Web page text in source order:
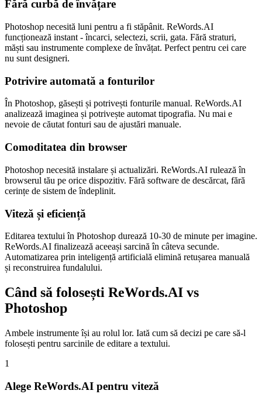
Fără curbă de învățare
Photoshop necesită luni pentru a fi stăpânit. ReWords.AI
funcționează instant - încarci, selectezi, scrii, gata. Fără straturi,
măști sau instrumente complexe de învățat. Perfect pentru cei care
nu sunt designeri.
Potrivire automată a fonturilor
În Photoshop, găsești și potrivești fonturile manual. ReWords.AI
analizează imaginea și potrivește automat tipografia. Nu mai e
nevoie de căutat fonturi sau de ajustări manuale.
Comoditatea din browser
Photoshop necesită instalare și actualizări. ReWords.AI rulează în
browserul tău pe orice dispozitiv. Fără software de descărcat, fără
cerințe de sistem de îndeplinit.
Viteză și eficiență
Editarea textului în Photoshop durează 10-30 de minute per imagine.
ReWords.AI finalizează aceeași sarcină în câteva secunde.
Automatizarea prin inteligență artificială elimină retușarea manuală
și reconstruirea fundalului.
Când să folosești ReWords.AI vs
Photoshop
Ambele instrumente își au rolul lor. Iată cum să decizi pe care să-l
folosești pentru sarcinile de editare a textului.
1
Alege ReWords.AI pentru viteză